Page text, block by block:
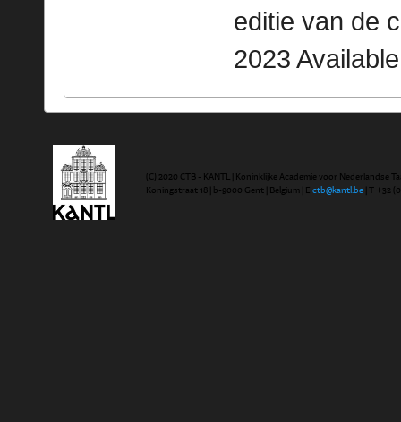
editie van de
2023
(C) 2020 CTB - KANTL | Koninklijke Academie voor Nederlandse
Koningstraat 18 | b-9000 Gent | Belgium | E ctb@kantl.be | T +32